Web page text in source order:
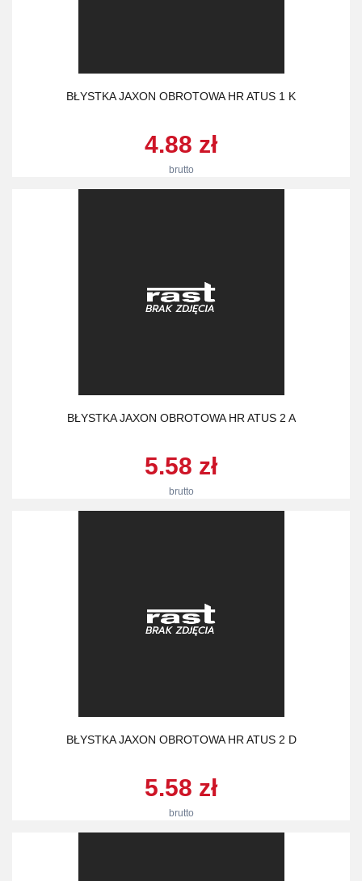
BŁYSTKA JAXON OBROTOWA HR ATUS 1 K
4.88 zł
brutto
BŁYSTKA JAXON OBROTOWA HR ATUS 2 A
5.58 zł
brutto
BŁYSTKA JAXON OBROTOWA HR ATUS 2 D
5.58 zł
brutto